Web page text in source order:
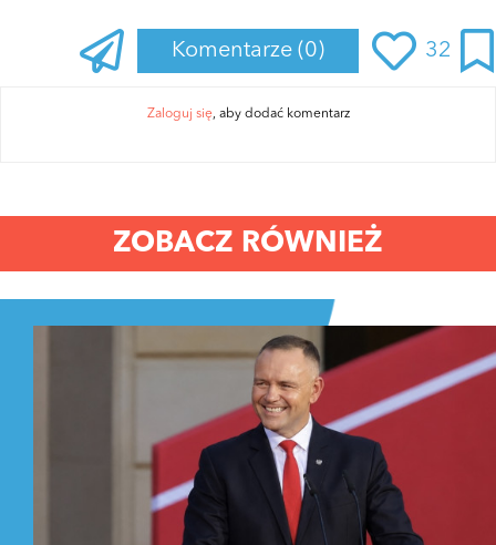
Komentarze (0) 32
Zaloguj się, aby dodać komentarz
ZOBACZ RÓWNIEŻ